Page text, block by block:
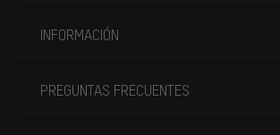
INFORMACIÓN
PREGUNTAS FRECUENTES